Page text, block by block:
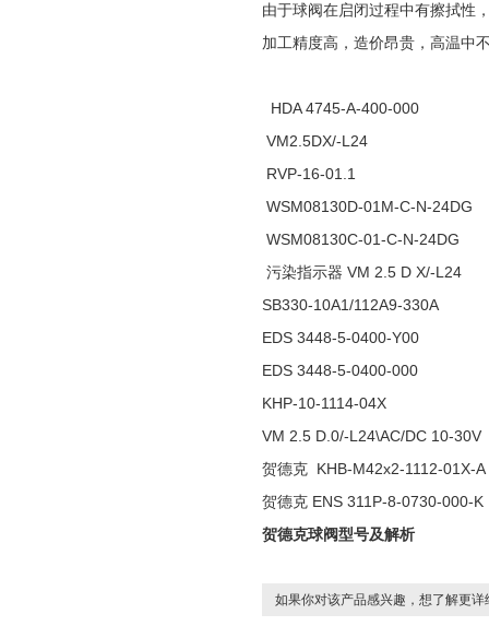
由于球阀在启闭过程中有擦拭性
加工精度高，造价昂贵，高温中
HDA 4745-A-400-000
VM2.5DX/-L24
RVP-16-01.1
WSM08130D-01M-C-N-24DG
WSM08130C-01-C-N-24DG
污染指示器 VM 2.5 D X/-L24
SB330-10A1/112A9-330A
EDS 3448-5-0400-Y00
EDS 3448-5-0400-000
KHP-10-1114-04X
VM 2.5 D.0/-L24\AC/DC 10-30V
贺德克 KHB-M42x2-1112-01X-
贺德克 ENS 311P-8-0730-000-
贺德克球阀型号及解析
如果你对该产品感兴趣，想了解更详